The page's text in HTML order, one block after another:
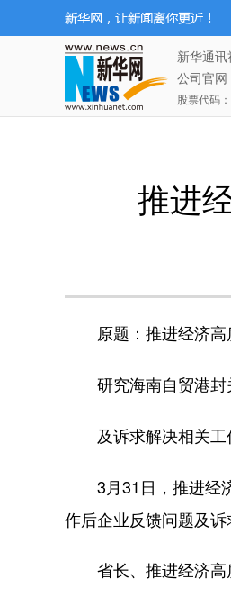
新华通
公司官网
股票代码：
推进
原题：推进经济高
研究海南自贸港封
及诉求解决相关工
3月31日，推进经济
作后企业反馈问题及诉
省长、推进经济高